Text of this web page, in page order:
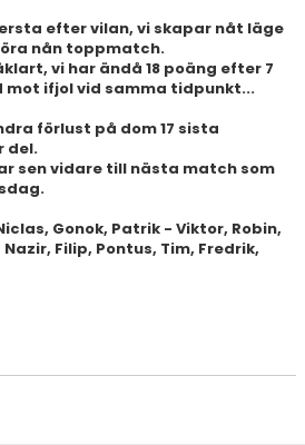
efter vilan, vi skapar nåt läge
nån toppmatch.
vi har ändå 18 poäng efter 7
mot ifjol vid samma tidpunkt...
förlust på dom 17 sista
del.
sen vidare till nästa match som
Gonok, Patrik - Viktor, Robin,
Filip, Pontus, Tim, Fredrik,